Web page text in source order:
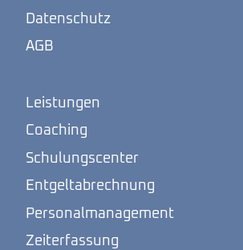
Datenschutz
AGB
Leistungen
Coaching
Schulungscenter
Entgeltabrechnung
Personalmanagement
Zeiterfassung